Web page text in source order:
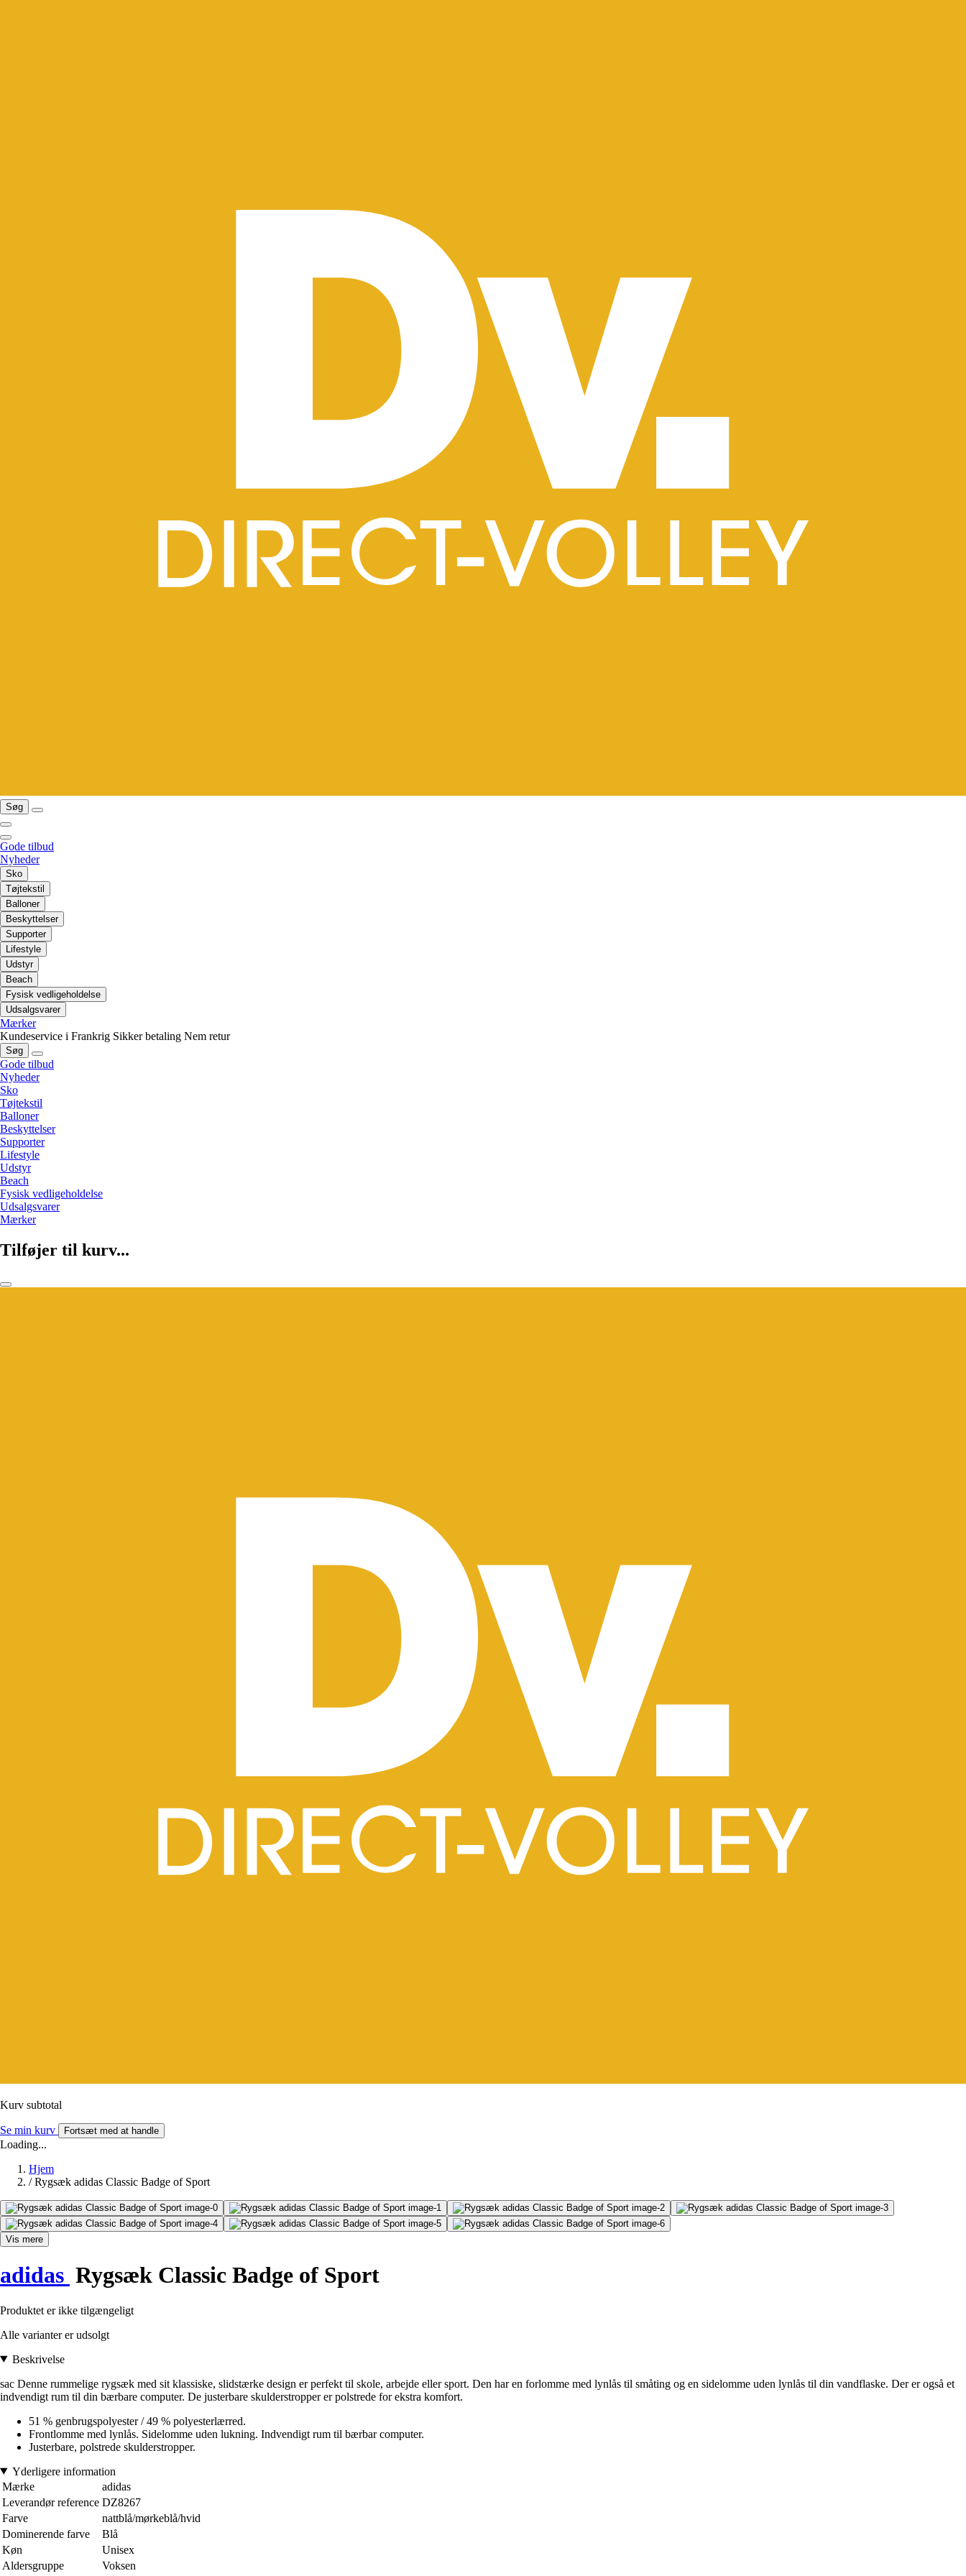
Søg
Gode tilbud
Nyheder
Sko
Tøjtekstil
Balloner
Beskyttelser
Supporter
Lifestyle
Udstyr
Beach
Fysisk vedligeholdelse
Udsalgsvarer
Mærker
Kundeservice i Frankrig Sikker betaling Nem retur
Søg
Gode tilbud
Nyheder
Sko
Tøjtekstil
Balloner
Beskyttelser
Supporter
Lifestyle
Udstyr
Beach
Fysisk vedligeholdelse
Udsalgsvarer
Mærker
Tilføjer til kurv...
Kurv subtotal
Se min kurv Fortsæt med at handle
Loading...
Hjem
/ Rygsæk adidas Classic Badge of Sport
Vis mere
adidas Rygsæk Classic Badge of Sport
Produktet er ikke tilgængeligt
Alle varianter er udsolgt
Beskrivelse
sac Denne rummelige rygsæk med sit klassiske, slidstærke design er perfekt til skole, arbejde eller sport. Den har en forlomme med lynlås til småting og en sidelomme uden lynlås til din vandflaske. Der er også et
indvendigt rum til din bærbare computer. De justerbare skulderstropper er polstrede for ekstra komfort.
51 % genbrugspolyester / 49 % polyesterlærred.
Frontlomme med lynlås. Sidelomme uden lukning. Indvendigt rum til bærbar computer.
Justerbare, polstrede skulderstropper.
Yderligere information
Mærke
adidas
Leverandør reference DZ8267
Farve
nattblå/mørkeblå/hvid
Dominerende farve
Blå
Køn
Unisex
Aldersgruppe
Voksen